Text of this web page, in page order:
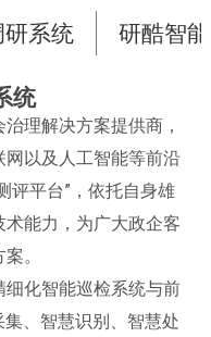
系统 研酷智
统
理解决方案提供商，
以及人工智能等前沿
评平台”，依托自身雄
能力，为广大政企客
。
化智能巡检系统与前
、智慧识别、智慧处